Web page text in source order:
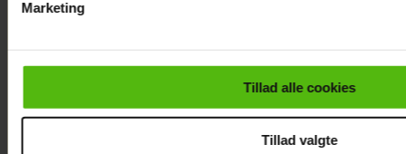
cookiepolitik.
Marketing
Tillad alle cookies
Tillad valgte